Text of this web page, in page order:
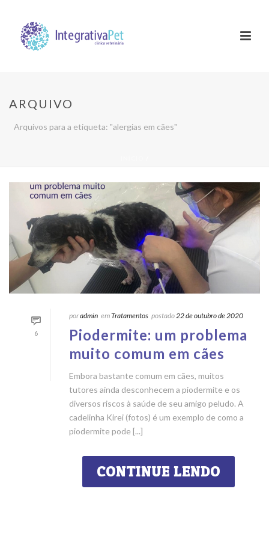
ARQUIVO
Arquivos para a etiqueta: "alergias em cães"
6
poradmin emTratamentos postado 22 de outubro de 2020
Piodermite: um problema
muito comum em cães
Embora bastante comum em cães, muitos
tutores ainda desconhecem a piodermite e os
diversos riscos à saúde de seu amigo peludo. A
cadelinha Kirei (fotos) é um exemplo de como a
piodermite pode [...]
CONTINUE LENDO